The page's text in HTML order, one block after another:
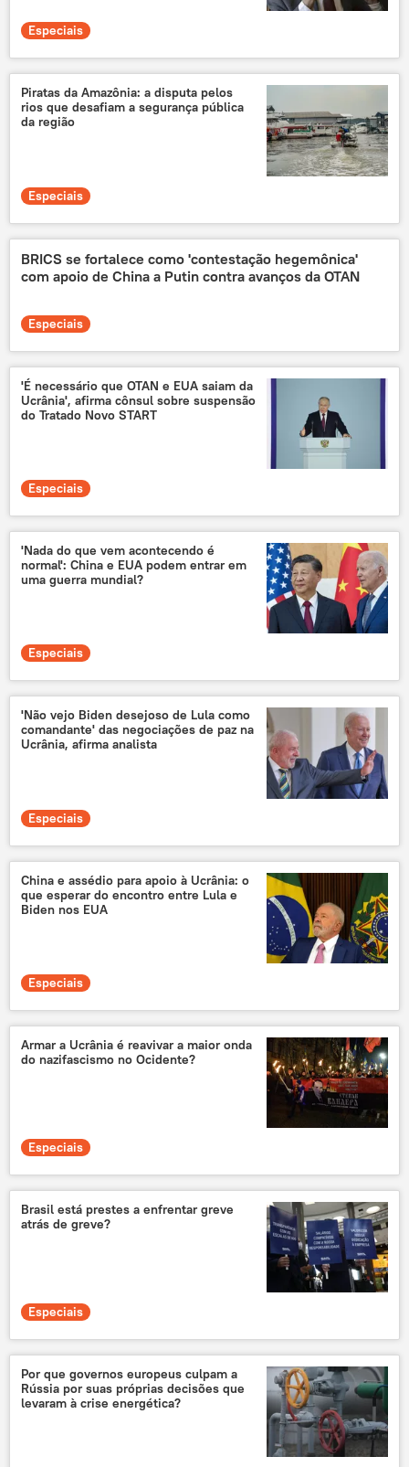
Especiais
Piratas da Amazônia: a disputa pelos
rios que desafiam a segurança pública
da região
Especiais
BRICS se fortalece como 'contestação hegemônica'
com apoio de China a Putin contra avanços da OTAN
Especiais
'É necessário que OTAN e EUA saiam da
Ucrânia', afirma cônsul sobre suspensão
do Tratado Novo START
Especiais
'Nada do que vem acontecendo é
normal': China e EUA podem entrar em
uma guerra mundial?
Especiais
'Não vejo Biden desejoso de Lula como
comandante' das negociações de paz na
Ucrânia, afirma analista
Especiais
China e assédio para apoio à Ucrânia: o
que esperar do encontro entre Lula e
Biden nos EUA
Especiais
Armar a Ucrânia é reavivar a maior onda
do nazifascismo no Ocidente?
Especiais
Brasil está prestes a enfrentar greve
atrás de greve?
Especiais
Por que governos europeus culpam a
Rússia por suas próprias decisões que
levaram à crise energética?